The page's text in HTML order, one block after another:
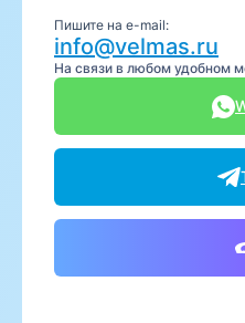
Пишите на e-mail:
info@velmas.ru
На связи в любом удобном